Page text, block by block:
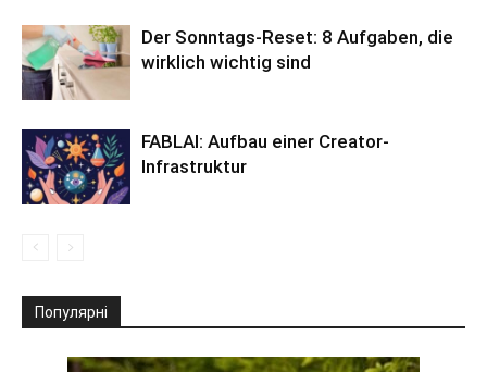
Der Sonntags-Reset: 8 Aufgaben, die
wirklich wichtig sind
FABLAI: Aufbau einer Creator-
Infrastruktur
Популярні